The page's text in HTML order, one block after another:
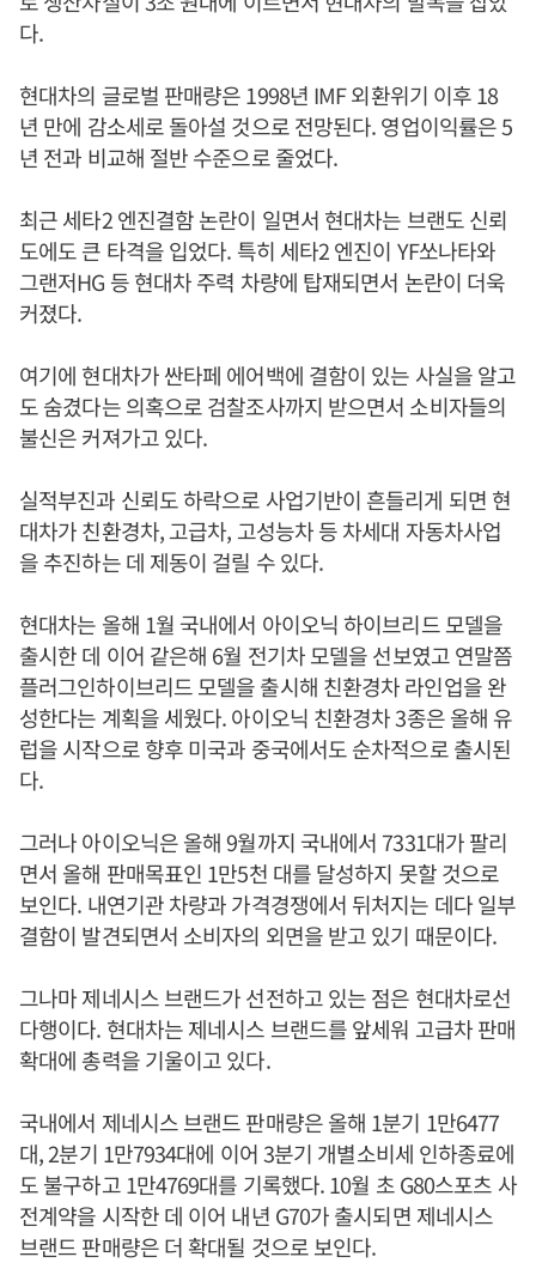
다.
현대차의 글로벌 판매량은 1998년 IMF 외환위기 이후 18
년 만에 감소세로 돌아설 것으로 전망된다. 영업이익률은 5
년 전과 비교해 절반 수준으로 줄었다.
최근 세타2 엔진결함 논란이 일면서 현대차는 브랜도 신뢰
도에도 큰 타격을 입었다. 특히 세타2 엔진이 YF쏘나타와
그랜저HG 등 현대차 주력 차량에 탑재되면서 논란이 더욱
커졌다.
여기에 현대차가 싼타페 에어백에 결함이 있는 사실을 알고
도 숨겼다는 의혹으로 검찰조사까지 받으면서 소비자들의
불신은 커져가고 있다.
실적부진과 신뢰도 하락으로 사업기반이 흔들리게 되면 현
대차가 친환경차, 고급차, 고성능차 등 차세대 자동차사업
을 추진하는 데 제동이 걸릴 수 있다.
현대차는 올해 1월 국내에서 아이오닉 하이브리드 모델을
출시한 데 이어 같은해 6월 전기차 모델을 선보였고 연말쯤
플러그인하이브리드 모델을 출시해 친환경차 라인업을 완
성한다는 계획을 세웠다. 아이오닉 친환경차 3종은 올해 유
럽을 시작으로 향후 미국과 중국에서도 순차적으로 출시된
다.
그러나 아이오닉은 올해 9월까지 국내에서 7331대가 팔리
면서 올해 판매목표인 1만5천 대를 달성하지 못할 것으로
보인다. 내연기관 차량과 가격경쟁에서 뒤처지는 데다 일부
결함이 발견되면서 소비자의 외면을 받고 있기 때문이다.
그나마 제네시스 브랜드가 선전하고 있는 점은 현대차로선
다행이다. 현대차는 제네시스 브랜드를 앞세워 고급차 판매
확대에 총력을 기울이고 있다.
국내에서 제네시스 브랜드 판매량은 올해 1분기 1만6477
대, 2분기 1만7934대에 이어 3분기 개별소비세 인하종료에
도 불구하고 1만4769대를 기록했다. 10월 초 G80스포츠 사
전계약을 시작한 데 이어 내년 G70가 출시되면 제네시스
브랜드 판매량은 더 확대될 것으로 보인다.